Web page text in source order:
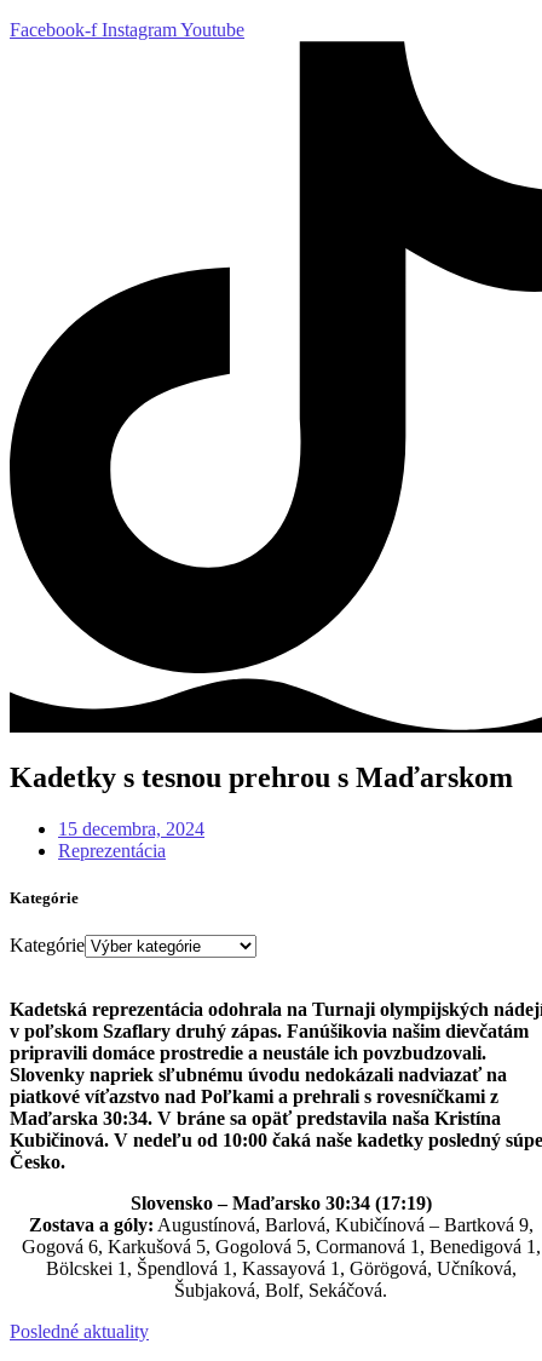
Facebook-f InstagramYoutube
Kadetky s tesnou prehrou s Maďarskom
15 decembra, 2024
Reprezentácia
Kategórie
Kategórie
Kadetská reprezentácia odohrala na Turnaji olympijských
v poľskom Szaflary druhý zápas. Fanúšikovia našim dievčatám
pripravili domáce prostredie a neustále ich povzbudzovali.
Slovenky napriek sľubnému úvodu nedokázali nadviazať na
piatkové víťazstvo nad Poľkami a prehrali s rovesníčkami z
Maďarska 30:34. V bráne sa opäť predstavila naša Kristína
Kubičinová. V nedeľu od 10:00 čaká naše kadetky posledný
Česko.
Slovensko – Maďarsko 30:34 (17:19)
Zostava a góly: Augustínová, Barlová, Kubičínová – Bartková 9,
Gogová 6, Karkušová 5, Gogolová 5, Cormanová 1, Benedigová 1,
Bölcskei 1, Špendlová 1, Kassayová 1, Görögová, Učníková,
Šubjaková, Bolf, Sekáčová.
Posledné aktuality